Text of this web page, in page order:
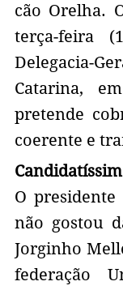
cão Orelha.
terça-feira
Delegacia-
Catarina,
pretende
coerente e
O presidente
não gostou
Jorginho
federação